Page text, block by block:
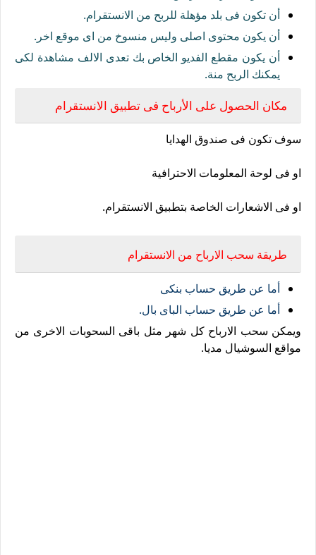
أن تكون فى بلد مؤهلة للربح من الانستقرام.
أن يكون محتوى اصلى وليس منسوخ من اى موقع اخر.
أن يكون مقطع الفديو الخاص بك تعدى الالف مشاهدة لكى
يمكنك الربح منة.
مكان الحصول على الأرباح فى تطبيق الانستقرام
سوف تكون فى صندوق الهدايا
او فى لوحة المعلومات الاحترافية
او فى الاشعارات الخاصة بتطبيق الانستقرام.
طريقة سحب الارباح من الانستقرام
أما عن طريق حساب بنكى
أما عن طريق حساب الباى بال.
ويمكن سحب الارباح كل شهر مثل باقى السحوبات الاخرى من
مواقع السوشيال مديا.